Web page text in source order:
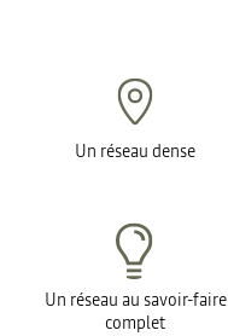
Un réseau dense
Un réseau au savoir-faire
complet